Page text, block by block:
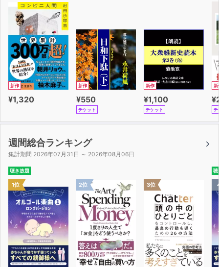
新作
¥1,320
新作
¥550
チケット
新作
¥1,100
チケット
新
チ
週間総合ランキング
集計期間 2026年07月31日 ～ 2026年08月06日
聴き放題
1位 2位 3位
聴